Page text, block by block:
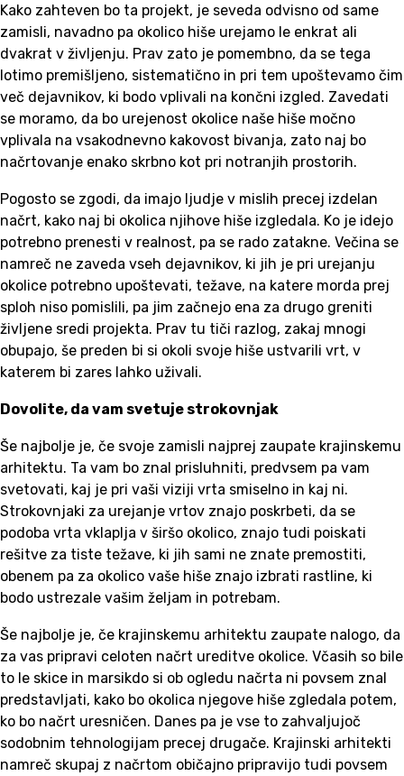
Kako zahteven bo ta projekt, je seveda odvisno od same
zamisli, navadno pa okolico hiše urejamo le enkrat ali
dvakrat v življenju. Prav zato je pomembno, da se tega
lotimo premišljeno, sistematično in pri tem upoštevamo čim
več dejavnikov, ki bodo vplivali na končni izgled. Zavedati
se moramo, da bo urejenost okolice naše hiše močno
vplivala na vsakodnevno kakovost bivanja, zato naj bo
načrtovanje enako skrbno kot pri notranjih prostorih.
Pogosto se zgodi, da imajo ljudje v mislih precej izdelan
načrt, kako naj bi okolica njihove hiše izgledala. Ko je idejo
potrebno prenesti v realnost, pa se rado zatakne. Večina se
namreč ne zaveda vseh dejavnikov, ki jih je pri urejanju
okolice potrebno upoštevati, težave, na katere morda prej
sploh niso pomislili, pa jim začnejo ena za drugo greniti
življene sredi projekta. Prav tu tiči razlog, zakaj mnogi
obupajo, še preden bi si okoli svoje hiše ustvarili vrt, v
katerem bi zares lahko uživali.
Dovolite, da vam svetuje strokovnjak
Še najbolje je, če svoje zamisli najprej zaupate krajinskemu
arhitektu. Ta vam bo znal prisluhniti, predvsem pa vam
svetovati, kaj je pri vaši viziji vrta smiselno in kaj ni.
Strokovnjaki za urejanje vrtov znajo poskrbeti, da se
podoba vrta vklaplja v širšo okolico, znajo tudi poiskati
rešitve za tiste težave, ki jih sami ne znate premostiti,
obenem pa za okolico vaše hiše znajo izbrati rastline, ki
bodo ustrezale vašim željam in potrebam.
Še najbolje je, če krajinskemu arhitektu zaupate nalogo, da
za vas pripravi celoten načrt ureditve okolice. Včasih so bile
to le skice in marsikdo si ob ogledu načrta ni povsem znal
predstavljati, kako bo okolica njegove hiše zgledala potem,
ko bo načrt uresničen. Danes pa je vse to zahvaljujoč
sodobnim tehnologijam precej drugače. Krajinski arhitekti
namreč skupaj z načrtom običajno pripravijo tudi povsem